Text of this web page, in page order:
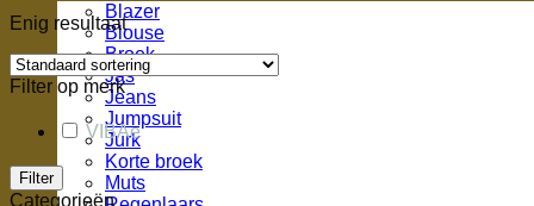
Blazer
Blouse
Broek
Jas
Jeans
Jumpsuit
Jurk
Korte broek
Muts
Enig resultaat
Filter op merk
VIBAe
Filter
Categorieën